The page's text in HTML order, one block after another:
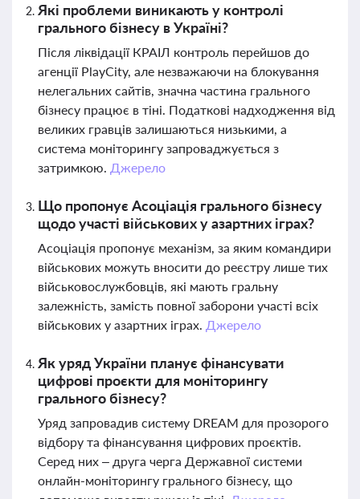
Які проблеми виникають у контролі
грального бізнесу в Україні?
Після ліквідації КРАІЛ контроль перейшов до
агенції PlayCity, але незважаючи на блокування
нелегальних сайтів, значна частина грального
бізнесу працює в тіні. Податкові надходження від
великих гравців залишаються низькими, а
система моніторингу запроваджується з
затримкою. Джерело
Що пропонує Асоціація грального бізнесу
щодо участі військових у азартних іграх?
Асоціація пропонує механізм, за яким командири
військових можуть вносити до реєстру лише тих
військовослужбовців, які мають гральну
залежність, замість повної заборони участі всіх
військових у азартних іграх. Джерело
Як уряд України планує фінансувати
цифрові проєкти для моніторингу
грального бізнесу?
Уряд запровадив систему DREAM для прозорого
відбору та фінансування цифрових проєктів.
Серед них – друга черга Державної системи
онлайн-моніторингу грального бізнесу, що